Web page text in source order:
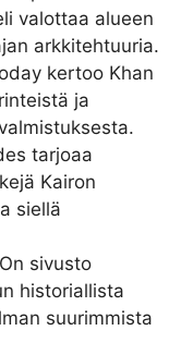
valottaa alueen
arkkitehtuuria.
kertoo Khan
ja
tarjoaa
Kairon
siellä
sivusto
historiallista
suurimmista